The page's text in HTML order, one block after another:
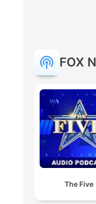
FOX
The Five